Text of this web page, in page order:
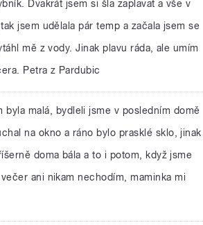
Dvakrát jsem si šla zaplavat a vše v
jsem udělala pár temp a začala jsem se
mě z vody. Jinak plavu ráda, ale umím
Petra z Pardubic
byla malá, bydleli jsme v posledním domě
na okno a ráno bylo prasklé sklo, jinak
doma bála a to i potom, když jsme
ani nikam nechodím, maminka mi